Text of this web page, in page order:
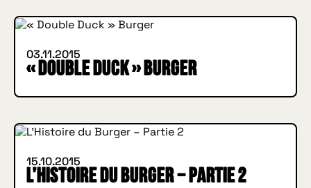
03.11.2015
« Double Duck » Burger
IN BURGER WE TRUST
15.10.2015
L’Histoire du Burger – Partie 2